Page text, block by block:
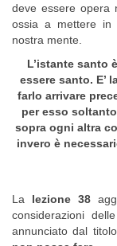
deve essere opera
ossia a mettere in
nostra mente.
L’istante santo
essere santo. E’
farlo arrivare
per esso
sopra ogni altra
invero è
La lezione 38
considerazioni
annunciato dal